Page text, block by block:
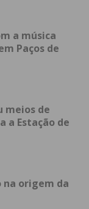
a música
Paços de
meios de
a Estação de
origem da